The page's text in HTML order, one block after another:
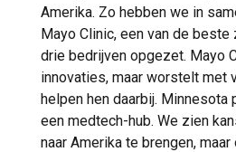
Amerika. Zo hebben we in
Mayo Clinic, een van de
drie bedrijven opgezet. Mayo
innovaties, maar worstelt met
helpen hen daarbij.
een medtech-hub. We zien
naar Amerika te brengen,